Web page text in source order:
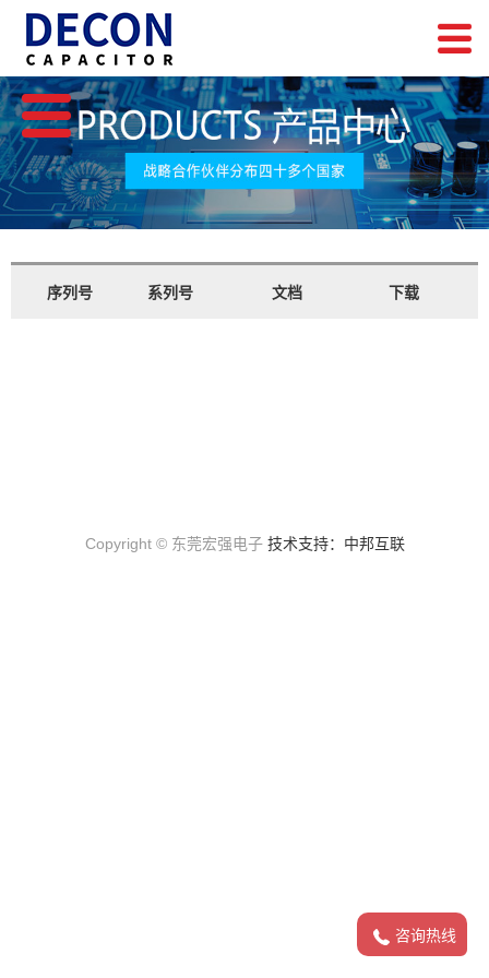
咨询热线
序列号 系列号 文档 下载
Copyright © 东莞宏强电子 技术支持：中邦互联